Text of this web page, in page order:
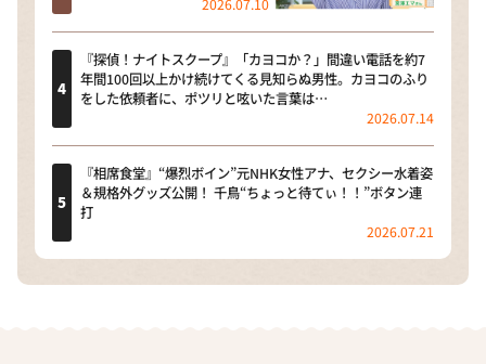
2026.07.10
『探偵！ナイトスクープ』「カヨコか？」間違い電話を約7
年間100回以上かけ続けてくる見知らぬ男性。カヨコのふり
をした依頼者に、ポツリと呟いた言葉は…
2026.07.14
『相席食堂』“爆烈ボイン”元NHK女性アナ、セクシー水着姿
＆規格外グッズ公開！ 千鳥“ちょっと待てぃ！！”ボタン連
打
2026.07.21